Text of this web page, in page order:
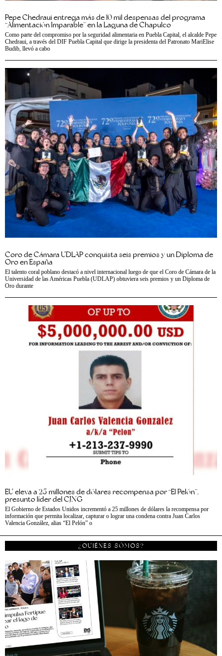
Pepe Chedraui entrega más de 10 mil despensas del programa
“Alimentación Imparable” en la Laguna de Chapulco
Como parte del compromiso por la seguridad alimentaria en Puebla Capital, el alcalde Pepe
Chedraui, a través del DIF Puebla Capital que dirige la presidenta del Patronato MariElise
Budib, llevó a cabo
Coro de Cámara UDLAP conquista seis premios y un Diploma de
Oro en España
El talento coral poblano destacó a nivel internacional luego de que el Coro de Cámara de la
Universidad de las Américas Puebla (UDLAP) obtuviera seis premios y un Diploma de
Oro durante
EU eleva a 25 millones de dólares recompensa por “El Pelón”,
presunto líder del CJNG
El Gobierno de Estados Unidos incrementó a 25 millones de dólares la recompensa por
información que permita localizar, capturar o lograr una condena contra Juan Carlos
Valencia González, alias “El Pelón” o
¿QUIÉNES SÓMOS?